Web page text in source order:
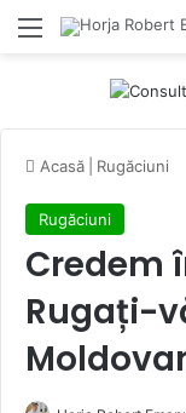
Menu
Acasă Rugăciuni
Rugăciuni
Credem
Rugați-